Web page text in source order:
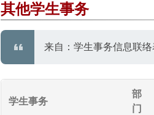
其他学生事务
来自：学生事务信息联
学生事务
部
门